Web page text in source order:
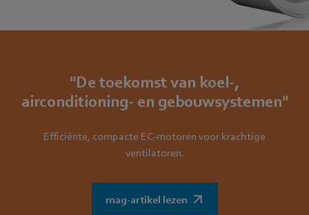
"De toekomst van koel-,
airconditioning- en gebouwsystemen"
Efficiënte, compacte EC-motoren voor krachtige
ventilatoren.
mag-artikel lezen